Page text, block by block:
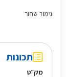
גימור שחור
תכונות
מק״ט